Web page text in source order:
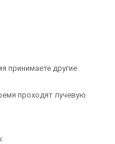
принимаете другие
проходят лучевую